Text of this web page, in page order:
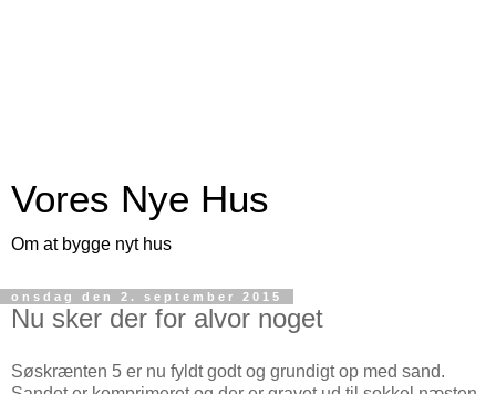
Vores Nye Hus
Om at bygge nyt hus
onsdag den 2. september 2015
Nu sker der for alvor noget
Søskrænten 5 er nu fyldt godt og grundigt op med sand.